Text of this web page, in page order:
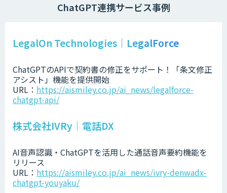
ChatGPT連携サービス事例
LegalOn Technologies｜LegalForce
ChatGPTのAPIで契約書の修正をサポート！「条文修正
アシスト」機能を提供開始
URL： https://aismiley.co.jp/ai_news/legalforce-
chatgpt-api/
株式会社IVRy｜電話DX
AI音声認識・ChatGPTを活用した通話音声要約機能を
リリース
URL： https://aismiley.co.jp/ai_news/ivry-denwadx-
chatgpt-youyaku/